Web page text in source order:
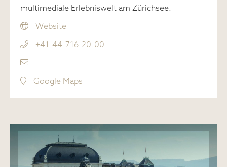
multimediale Erlebniswelt am Zürichsee.
Website
+41-44-716-20-00
Google Maps